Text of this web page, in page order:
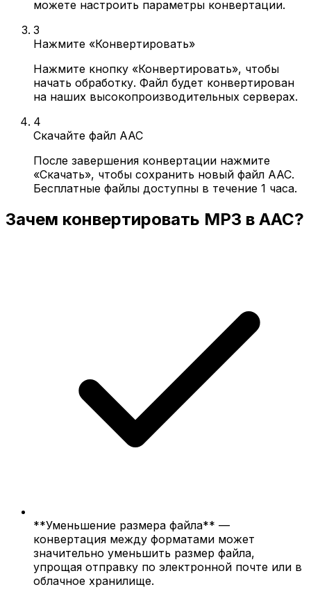
можете настроить параметры конвертации.
3
Нажмите «Конвертировать»
Нажмите кнопку «Конвертировать», чтобы
начать обработку. Файл будет конвертирован
на наших высокопроизводительных серверах.
4
Скачайте файл AAC
После завершения конвертации нажмите
«Скачать», чтобы сохранить новый файл AAC.
Бесплатные файлы доступны в течение 1 часа.
Зачем конвертировать MP3 в AAC?
**Уменьшение размера файла** —
конвертация между форматами может
значительно уменьшить размер файла,
упрощая отправку по электронной почте или в
облачное хранилище.